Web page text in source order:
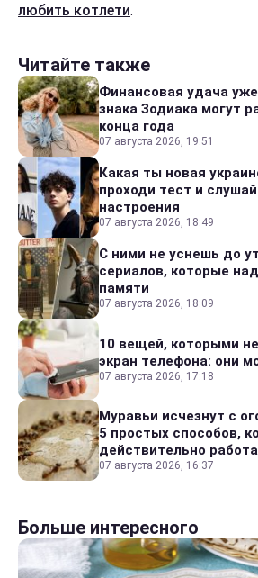
любить котлети.
Читайте также
Финансовая удача
знака Зодиака могут
конца года
07 августа 2026, 19:51
Какая ты новая
проходи тест и
настроения
07 августа 2026, 18:49
С ними не уснешь до
сериалов, которые
памяти
07 августа 2026, 18:09
10 вещей, которыми
экран телефона: они
07 августа 2026, 17:18
Муравьи исчезнут с
5 простых способов,
действительно
07 августа 2026, 16:37
Больше интересного